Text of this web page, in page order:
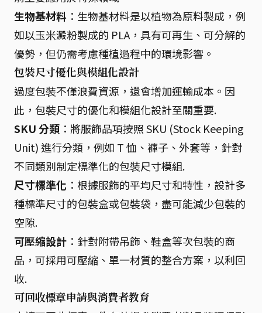
生物基材料 ：生物基材料是以植物為原料製成，例
如以玉米澱粉製成的 PLA，具有可再生、可分解的
優勢，但仍需考慮種植過程中的環境影響。
包裝尺寸優化與模組化設計
過度包裝不僅浪費資源，還會增加運輸成本。因
此，包裝尺寸的優化和模組化設計至關重要.
SKU 分類 ：將服飾品項按照 SKU (Stock Keeping
Unit) 進行分類，例如 T 恤、褲子、外套等，針對
不同類別制定標準化的包裝尺寸模組.
尺寸標準化 ：根據服飾的平均尺寸和特性，設計多
種標準尺寸的包裝盒或包裝袋，盡可能減少包裝的
空隙.
可壓縮設計 ：針對附帶吊飾、鞋盒等次包裝的商
品，可採用可壓縮、單一材質的整合方案，以利回
收.
可回收標章申請與消費者教育